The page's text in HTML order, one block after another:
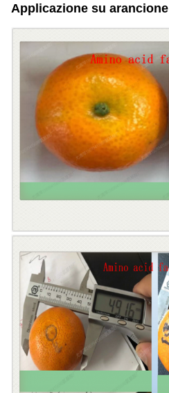
Applicazione su arancione